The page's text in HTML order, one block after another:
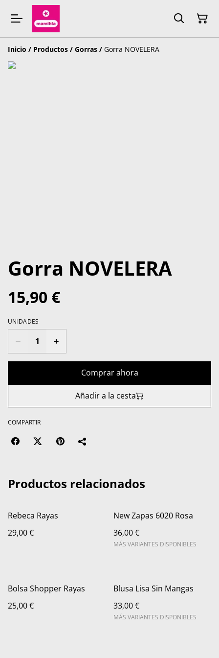
Inicio / Productos / Gorras / Gorra NOVELERA
Gorra NOVELERA
15,90 €
UNIDADES
Comprar ahora
Añadir a la cesta
COMPARTIR
Productos relacionados
Rebeca Rayas
29,00 €
New Zapas 6020 Rosa
36,00 €
MÁS VARIANTES DISPONIBLES
Bolsa Shopper Rayas
25,00 €
Blusa Lisa Sin Mangas
33,00 €
MÁS VARIANTES DISPONIBLES